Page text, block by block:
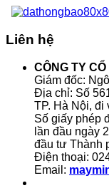
Liên hệ
CÔNG TY
Giám đốc:
Địa chỉ: Số
TP. Hà Nội, đi
Số giấy phép
lần đầu ngày
đầu tư Thành
Điện thoại:
Email: